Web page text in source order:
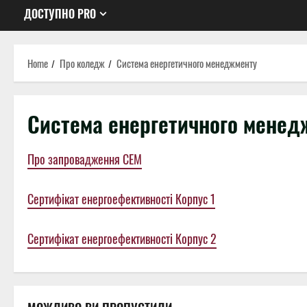
ДОСТУПНО PRO
Home Про коледж Система енергетичного менеджменту
Система енергетичного
Про запровадження СЕМ
Сертифікат енергоефективності Корпус 1
Сертифікат енергоефективності Корпус 2